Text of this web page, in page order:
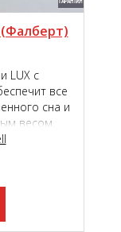
LUX с
все
сна и
весом,